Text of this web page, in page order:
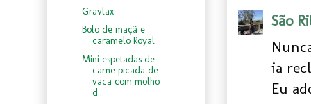
São
ia
Eu
Gravlax
Bolo de maçã e
caramelo Royal
Mini espetadas de
carne picada de
vaca com molho
d...